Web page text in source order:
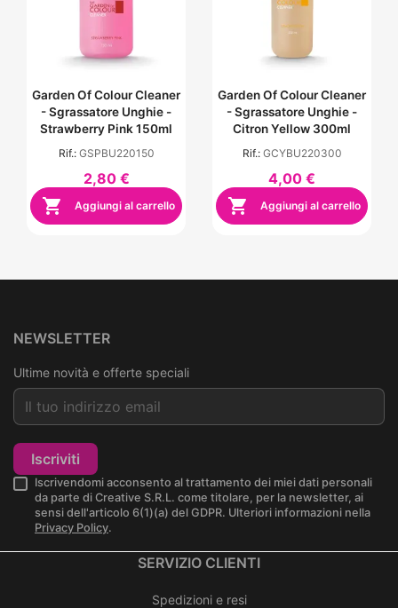
Garden Of Colour Cleaner
- Sgrassatore Unghie -
Strawberry Pink 150ml
Rif.: GSPBU220150
2,80 €
 Aggiungi al carrello
Garden Of Colour Cleaner
- Sgrassatore Unghie -
Citron Yellow 300ml
Rif.: GCYBU220300
4,00 €
 Aggiungi al carrello
NEWSLETTER
Ultime novità e offerte speciali
Iscriviti
Iscrivendomi acconsento al trattamento dei miei dati personali
da parte di Creative S.R.L. come titolare, per la newsletter, ai
sensi dell'articolo 6(1)(a) del GDPR. Ulteriori informazioni nella
Privacy Policy.
SERVIZIO CLIENTI
Spedizioni e resi